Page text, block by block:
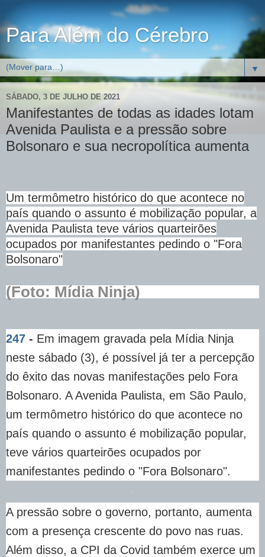
Para Além do Cérebro
▼
SÁBADO, 3 DE JULHO DE 2021
Manifestantes de todas as idades lotam
Avenida Paulista e a pressão sobre
Bolsonaro e sua necropolítica aumenta
Um termômetro histórico do que acontece no
país quando o assunto é mobilização popular, a
Avenida Paulista teve vários quarteirões
ocupados por manifestantes pedindo o "Fora
Bolsonaro"
(Foto: Mídia Ninja)
247 - Em imagem gravada pela Mídia Ninja
neste sábado (3), é possível já ter a percepção
do êxito das novas manifestações pelo Fora
Bolsonaro. A Avenida Paulista, em São Paulo,
um termômetro histórico do que acontece no
país quando o assunto é mobilização popular,
teve vários quarteirões ocupados por
manifestantes pedindo o "Fora Bolsonaro".
A pressão sobre o governo, portanto, aumenta
com a presença crescente do povo nas ruas.
Além disso, a CPI da Covid também exerce um